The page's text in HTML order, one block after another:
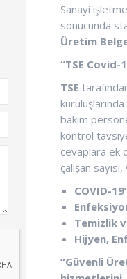
Sanayi
sonucunda
Üretim
“TSE
TSE
bakım
kontrol
cevaplara ek
çalışan
COVID-
Temizlik
Hijyen,
“Güvenli